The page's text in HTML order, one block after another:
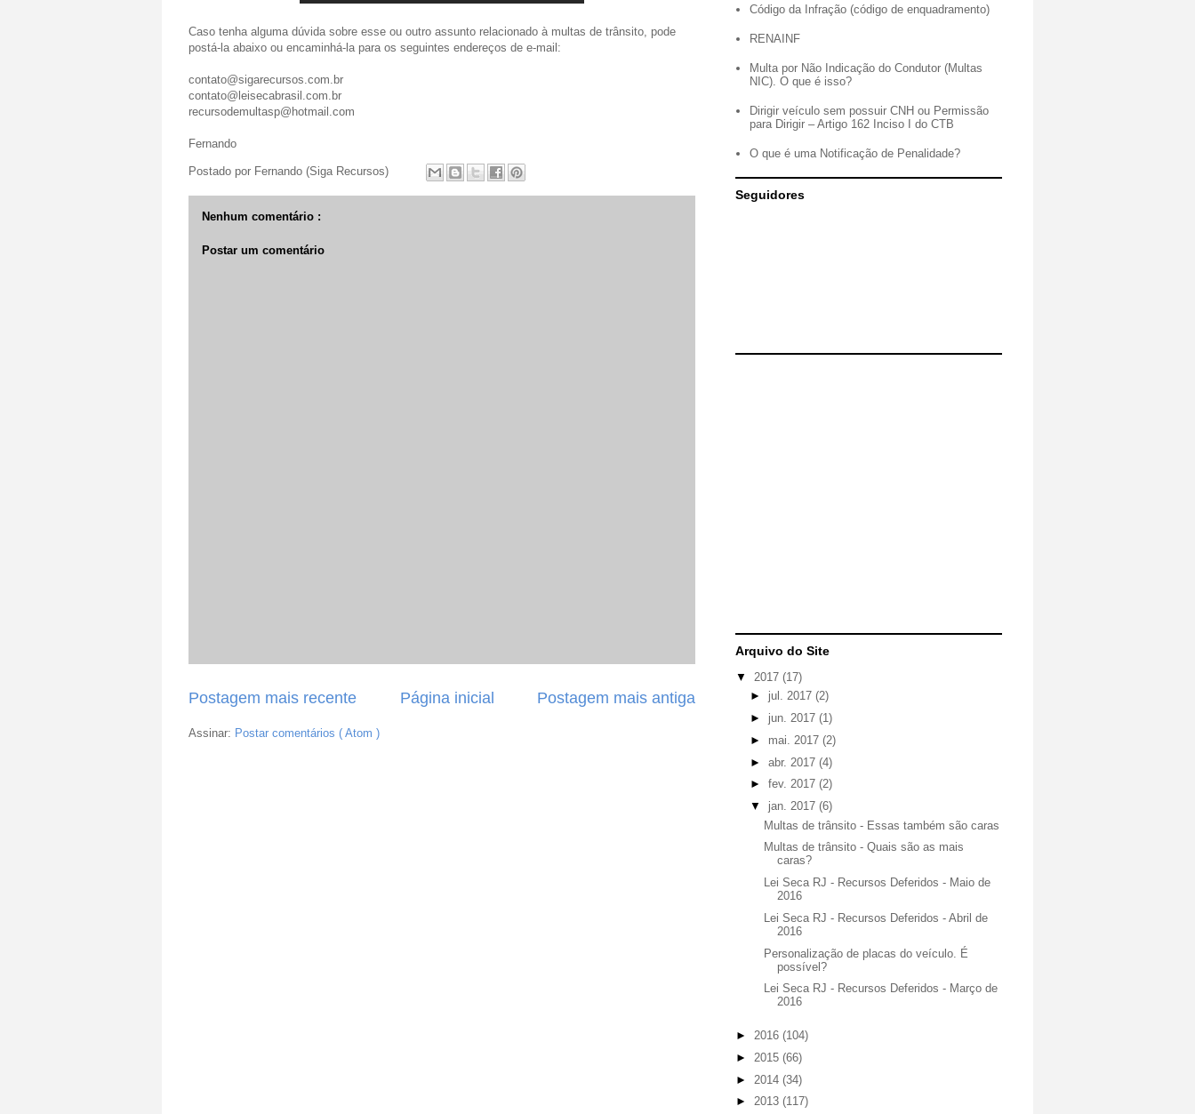
Caso tenha alguma dúvida sobre esse ou outro assunto relacionado à multas de trânsito, pode
postá-la abaixo ou encaminhá-la para os seguintes endereços de e-mail:
contato@sigarecursos.com.br
contato@leisecabrasil.com.br
recursodemultasp@hotmail.com
Fernando
Postado por Fernando (Siga Recursos)
Nenhum comentário :
Postar um comentário
Postagem mais recente Postagem mais antiga
Página inicial
Assinar: Postar comentários ( Atom )
Código da Infração (código de enquadramento)
RENAINF
Multa por Não Indicação do Condutor (Multas
NIC). O que é isso?
Dirigir veículo sem possuir CNH ou Permissão
para Dirigir – Artigo 162 Inciso I do CTB
O que é uma Notificação de Penalidade?
Seguidores
Arquivo do Site
▼ 2017 (17)
► jul. 2017 (2)
► jun. 2017 (1)
► mai. 2017 (2)
► abr. 2017 (4)
► fev. 2017 (2)
▼ jan. 2017 (6)
Multas de trânsito - Essas também são caras
Multas de trânsito - Quais são as mais
caras?
Lei Seca RJ - Recursos Deferidos - Maio de
2016
Lei Seca RJ - Recursos Deferidos - Abril de
2016
Personalização de placas do veículo. É
possível?
Lei Seca RJ - Recursos Deferidos - Março de
2016
► 2016 (104)
► 2015 (66)
► 2014 (34)
► 2013 (117)